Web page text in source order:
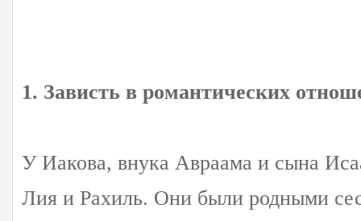
1. Зависть в романтических
У Иакова, внука Авраама и сына
Лия и Рахиль. Они были родными